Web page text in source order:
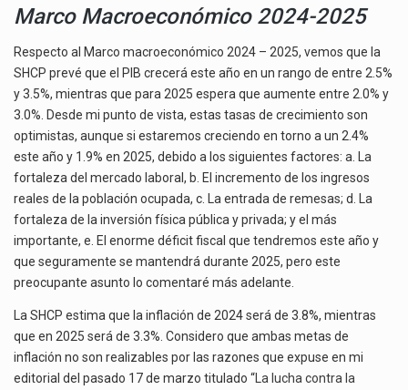
Marco Macroeconómico 2024-2025
Respecto al Marco macroeconómico 2024 – 2025, vemos que la
SHCP prevé que el PIB crecerá este año en un rango de entre 2.5%
y 3.5%, mientras que para 2025 espera que aumente entre 2.0% y
3.0%. Desde mi punto de vista, estas tasas de crecimiento son
optimistas, aunque si estaremos creciendo en torno a un 2.4%
este año y 1.9% en 2025, debido a los siguientes factores: a. La
fortaleza del mercado laboral, b. El incremento de los ingresos
reales de la población ocupada, c. La entrada de remesas; d. La
fortaleza de la inversión física pública y privada; y el más
importante, e. El enorme déficit fiscal que tendremos este año y
que seguramente se mantendrá durante 2025, pero este
preocupante asunto lo comentaré más adelante.
La SHCP estima que la inflación de 2024 será de 3.8%, mientras
que en 2025 será de 3.3%. Considero que ambas metas de
inflación no son realizables por las razones que expuse en mi
editorial del pasado 17 de marzo titulado “ La lucha contra la